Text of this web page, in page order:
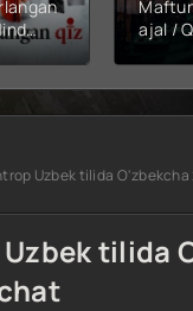
2026
kino
ajal /
tilida)
2026
Uzbek tilida
tilida